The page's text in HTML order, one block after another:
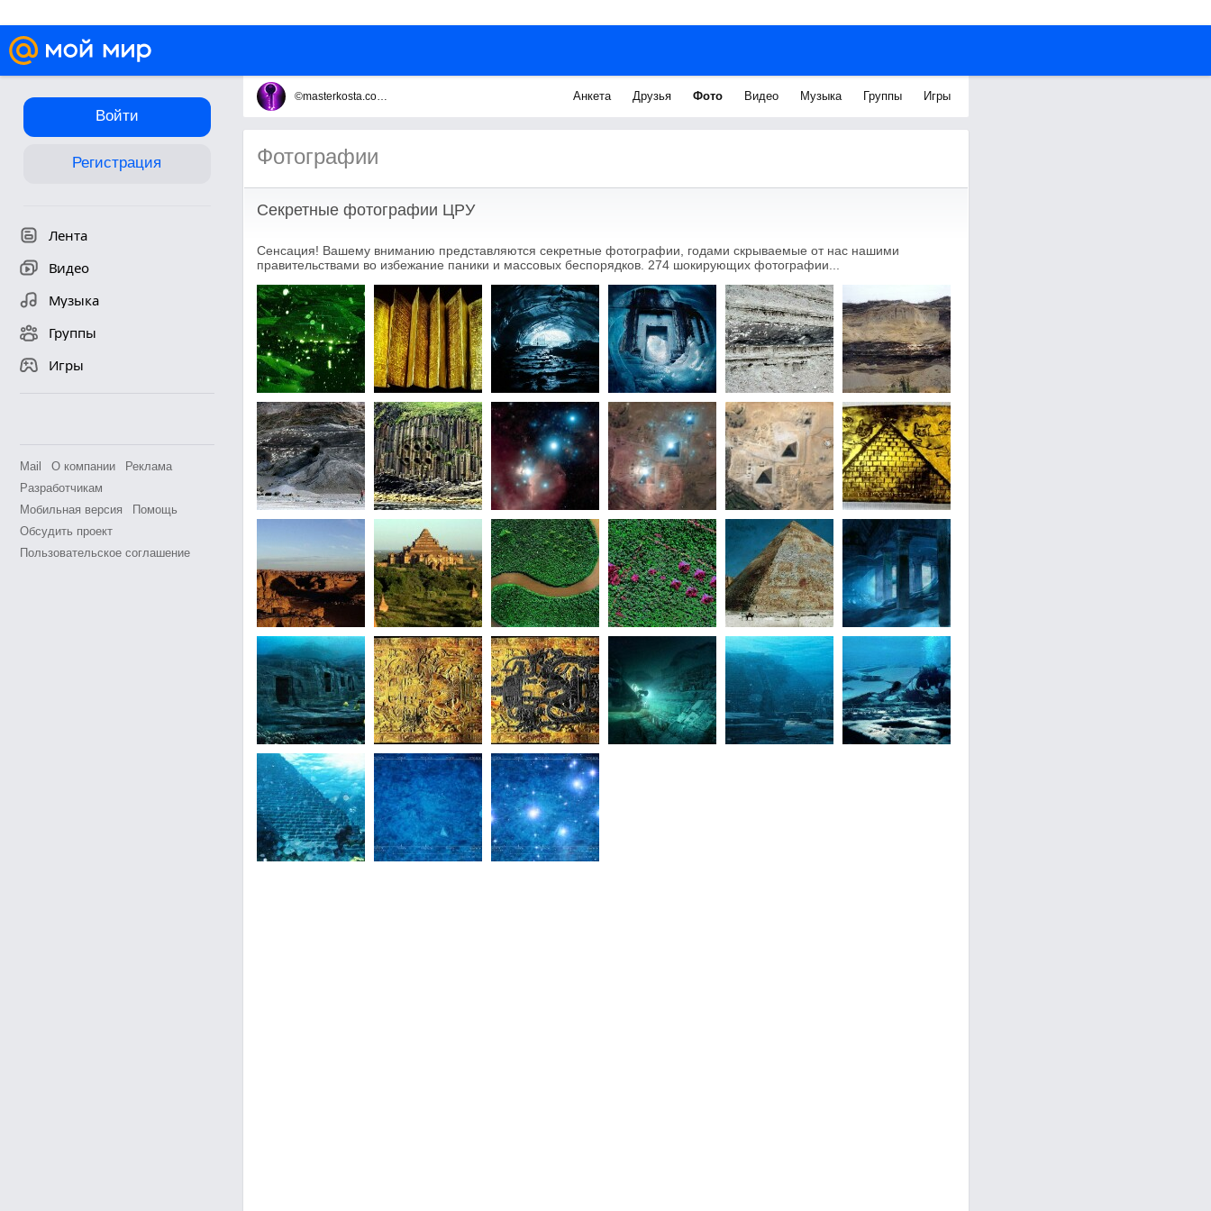
Войти
Регистрация
Лента
Видео
Музыка
Группы
Игры
Mail О компании
Реклама
Разработчикам
Мобильная версия
Помощь
Обсудить проект
Пользовательское соглашение
©masterkosta.com © Анкета Друзья Фото Видео Музыка Группы Игры
Фотографии
Секретные фотографии ЦРУ
Сенсация! Вашему вниманию представляются секретные фотографии, годами скрываемые от нас нашими
правительствами во избежание паники и массовых беспорядков. 274 шокирующих фотографии...